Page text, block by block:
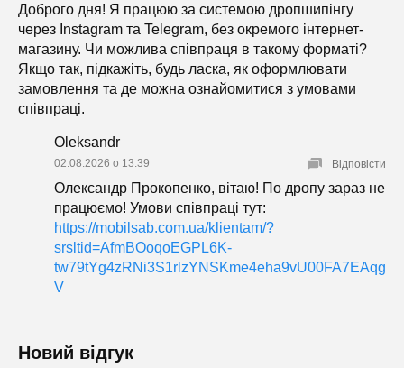
Доброго дня! Я працюю за системою дропшипінгу
через Instagram та Telegram, без окремого інтернет-
магазину. Чи можлива співпраця в такому форматі?
Якщо так, підкажіть, будь ласка, як оформлювати
замовлення та де можна ознайомитися з умовами
співпраці.
Oleksandr
02.08.2026 о 13:39
Олександр Прокопенко, вітаю! По дропу зараз не
працюємо! Умови співпраці тут:
https://mobilsab.com.ua/klientam/?
srsltid=AfmBOoqoEGPL6K-
tw79tYg4zRNi3S1rlzYNSKme4eha9vU00FA7EAqg
V
Відповісти
Новий відгук